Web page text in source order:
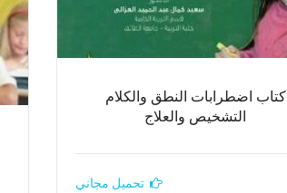
كتاب اضطرابات النطق والكلام
التشخيص والعلاج
تحميل مجاني